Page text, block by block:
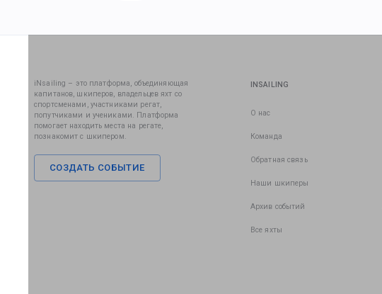
iNsailing – это платформа, объединяющая
капитанов, шкиперов, владельцев яхт со
спортсменами, участниками регат,
попутчиками и учениками. Платформа
помогает находить места на регате,
познакомит с шкипером.
СОЗДАТЬ СОБЫТИЕ
INSAILING
О нас
Команда
Обратная связь
Наши шкиперы
Архив событий
Все яхты